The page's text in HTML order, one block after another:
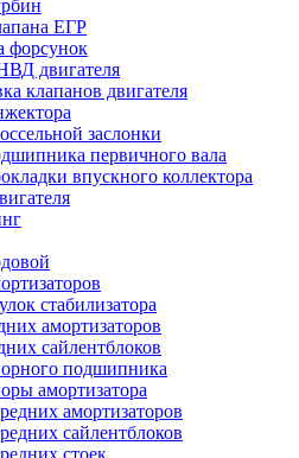
ЕГР
форсунок
двигателя
клапанов двигателя
заслонки
первичного вала
впускного коллектора
стабилизатора
амортизаторов
сайлентблоков
подшипника
амортизатора
амортизаторов
сайлентблоков
стоек